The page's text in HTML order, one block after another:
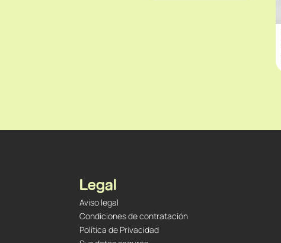
Legal
Aviso legal
Condiciones de contratación
Política de Privacidad